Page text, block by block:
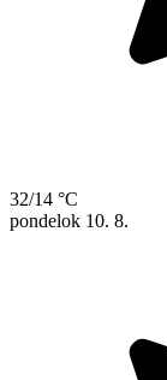
32/14 °C
pondelok 10. 8.